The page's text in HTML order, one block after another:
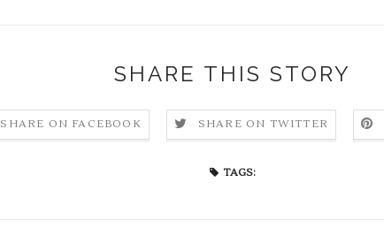
SHARE THIS STORY
SHARE ON FACEBOOK SHARE ON TWITTER
TAGS: